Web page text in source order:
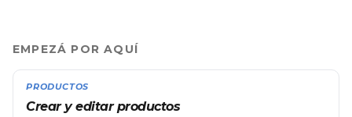
EMPEZÁ POR AQUÍ
PRODUCTOS
Crear y editar productos